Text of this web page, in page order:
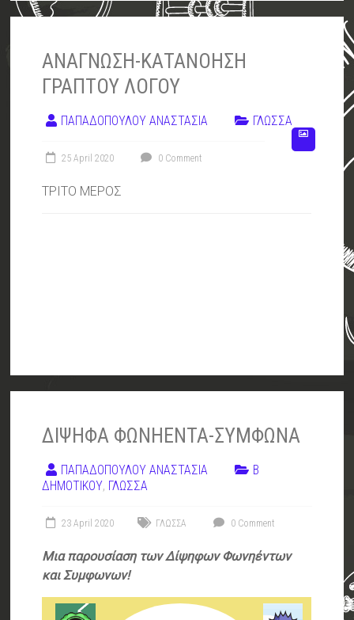
ΑΝΑΓΝΩΣΗ-ΚΑΤΑΝΟΗΣΗ
ΓΡΑΠΤΟΥ ΛΟΓΟΥ
ΠΑΠΑΔΟΠΟΥΛΟΥ ΑΝΑΣΤΑΣΙΑ ΓΛΩΣΣΑ
25 April 2020 0 Comment
ΤΡΙΤΟ ΜΕΡΟΣ
ΔΙΨΗΦΑ ΦΩΝΗΕΝΤΑ-ΣΥΜΦΩΝΑ
ΠΑΠΑΔΟΠΟΥΛΟΥ ΑΝΑΣΤΑΣΙΑ
Β
ΔΗΜΟΤΙΚΟΥ, ΓΛΩΣΣΑ
23 April 2020 ΓΛΩΣΣΑ 0 Comment
Μια παρουσίαση των Δίψηφων Φωνηέντων
και Συμφωνων!